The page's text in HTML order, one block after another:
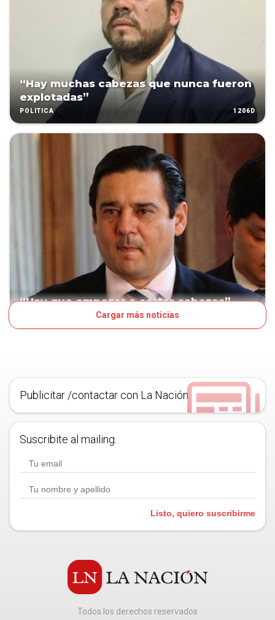
“Hay muchas cabezas que nunca fueron
explotadas”
POLÍTICA 1206D
“Hay que empezar a cortar cabezas”
Cargar más noticias
Publicitar /contactar con La Nación
Suscribite al mailing.
Listo, quiero suscribirme
Todos los derechos reservados